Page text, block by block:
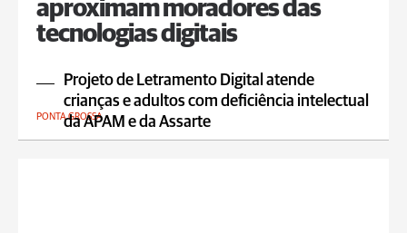
aproximam moradores das
tecnologias digitais
Projeto de Letramento Digital atende
crianças e adultos com deficiência intelectual
da APAM e da Assarte
PONTA GROSSA